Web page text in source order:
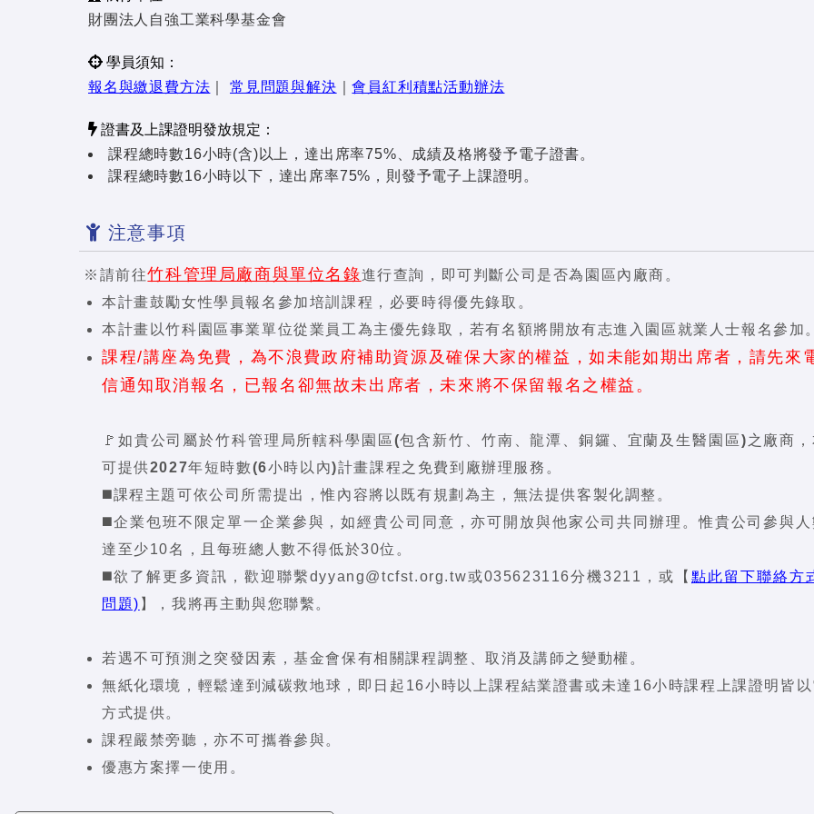
財團法人自強工業科學基金會
學員須知：
報名與繳退費方法 ｜常見問題與解決 ｜會員紅利積點活動辦法
證書及上課證明發放規定：
課程總時數16小時(含)以上，達出席率75%、成績及格將發予電子證書。
課程總時數16小時以下，達出席率75%，則發予電子上課證明。
注意事項
※請前往竹科管理局廠商與單位名錄進行查詢，即可判斷公司是否為園區內廠商。
本計畫鼓勵女性學員報名參加培訓課程，必要時得優先錄取。
本計畫以竹科園區事業單位從業員工為主優先錄取，若有名額將開放有志進入園區就業人士報名參加
課程/講座為免費，為不浪費政府補助資源及確保大家的權益，如未能如期出席者，請先來
信通知取消報名，已報名卻無故未出席者，未來將不保留報名之權益。
🚩 如貴公司屬於竹科管理局所轄科學園區(包含新竹、竹南、龍潭、銅鑼、宜蘭及生醫園區)之廠商
可提供2027年短時數(6小時以內)計畫課程之免費到廠辦理服務。
◼️課程主題可依公司所需提出，惟內容將以既有規劃為主，無法提供客製化調整。
◼️企業包班不限定單一企業參與，如經貴公司同意，亦可開放與他家公司共同辦理。惟貴公司參與
達至少10名，且每班總人數不得低於30位。
◼️欲了解更多資訊，歡迎聯繫dyyang@tcfst.org.tw或035623116分機3211，或【點此留下聯絡方
問題) 】，我將再主動與您聯繫。
若遇不可預測之突發因素，基金會保有相關課程調整、取消及講師之變動權。
無紙化環境，輕鬆達到減碳救地球，即日起16小時以上課程結業證書或未達16小時課程上課證明皆
方式提供。
課程嚴禁旁聽，亦不可攜眷參與。
優惠方案擇一使用。